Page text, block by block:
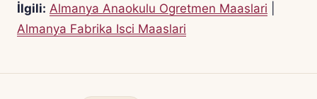
İlgili: Almanya Anaokulu Ogretmen Maaslari
Almanya Fabrika Isci Maaslari